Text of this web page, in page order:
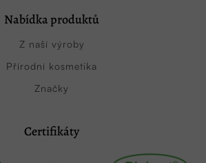
Nabídka produktů
Z naší výroby
Přírodní kosmetika
Značky
Certifikáty